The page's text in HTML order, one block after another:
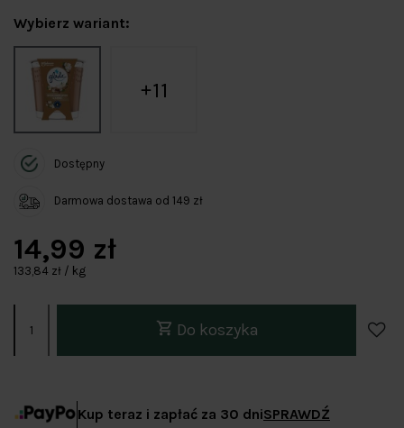
Wybierz wariant:
11
Dostępny
Darmowa dostawa od 149 zł
14,99 zł
133,84 zł / kg
Do koszyka
Kup teraz i zapłać za 30 dniSPRAWDŹ